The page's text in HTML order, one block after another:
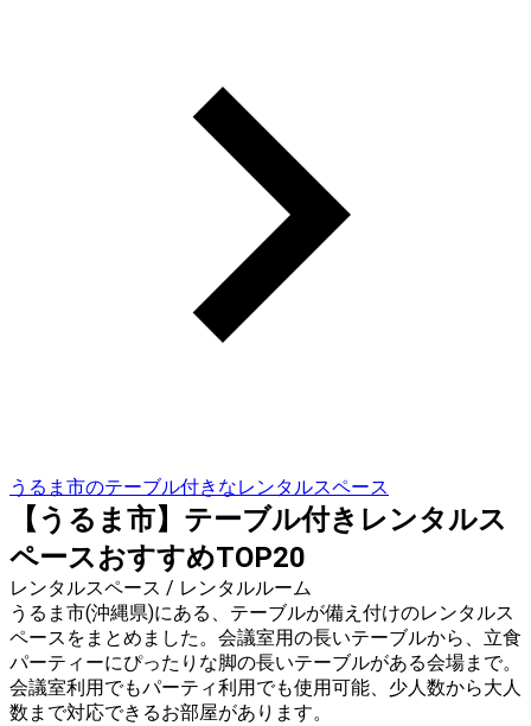
うるま市のテーブル付きなレンタルスペース
【うるま市】テーブル付きレンタルス
ペースおすすめTOP20
レンタルスペース / レンタルルーム
うるま市(沖縄県)にある、テーブルが備え付けのレンタルス
ペースをまとめました。会議室用の長いテーブルから、立食
パーティーにぴったりな脚の長いテーブルがある会場まで。
会議室利用でもパーティ利用でも使用可能、少人数から大人
数まで対応できるお部屋があります。